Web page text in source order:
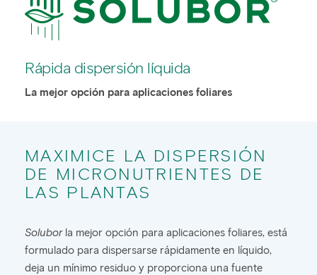
Rápida dispersión líquida
La mejor opción para aplicaciones foliares
MAXIMICE LA DISPERSIÓN
DE MICRONUTRIENTES DE
LAS PLANTAS
Soluborla mejor opción para aplicaciones foliares, está
formulado para dispersarse rápidamente en líquido,
deja un mínimo residuo y proporciona una fuente